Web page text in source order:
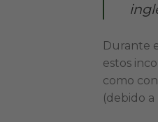
Durante
estos
como
(debido